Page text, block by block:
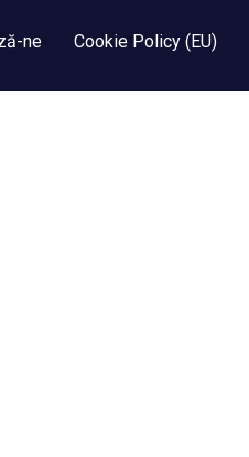
ne Cookie Policy (EU)